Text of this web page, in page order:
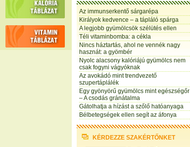
Az immunserkentő sárgarépa
Királyok kedvence – a tápláló spárga
A legjobb gyümölcsök szélütés ellen
Téli vitaminbomba: a cékla
Nincs háztartás, ahol ne vennék nagy
hasznát: a gyömbér
Nyolc alacsony kalóriájú gyümölcs nem
csak fogyni vágyóknak
Az avokádó mint trendvezető
szupertáplálék
Egy gyönyörű gyümölcs mint egészségőr
– A csodás gránátalma
Gátolhatja a hízást a szőlő hatóanyaga
Bélbetegségek ellen segít az áfonya
KÉRDEZZE SZAKÉRTŐNKET